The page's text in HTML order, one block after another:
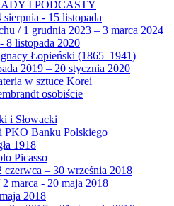
I PODCASTY
- 15 listopada
/ 1 grudnia 2023 – 3 marca 2024
8 listopada 2020
Łopieński (1865–1941)
2019 – 20 stycznia 2020
w sztuce Korei
osobiście
i Słowacki
PKO Banku Polskiego
1918
Picasso
– 30 września 2018
marca - 20 maja 2018
2018